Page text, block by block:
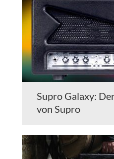
Supro Galaxy:
von Supro